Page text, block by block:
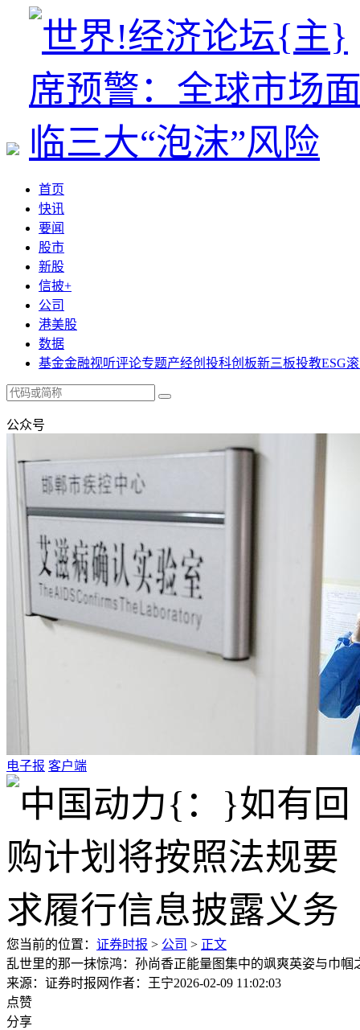
首页
快讯
要闻
股市
新股
信披+
公司
港美股
数据
基金金融视听评论专题产经创投科创板新三板投教ESG
公众号
电子报 客户端
您当前的位置： 证券时报 > 公司 > 正文
乱世里的那一抹惊鸿：孙尚香正能量图集中的飒爽英姿与巾帼
来源：证券时报网作者：王宁2026-02-09 11:02:03
点赞
分享